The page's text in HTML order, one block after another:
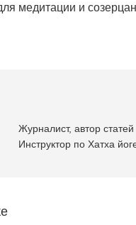
медитации и
Журналист, автор
Инструктор по Хатха